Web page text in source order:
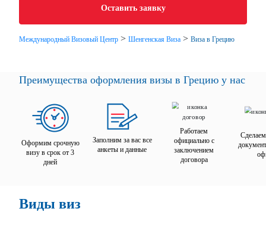
Оставить заявку
Международный Визовый Центр > Шенгенская Виза > Виза в Грецию
Преимущества оформления визы в Грецию у нас
Оформим срочную
визу в срок от 3
дней
Заполним за вас все
анкеты и данные
Работаем
официально с
заключением
договора
Виды виз